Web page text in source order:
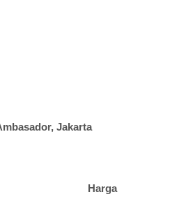
Jakarta
Harga